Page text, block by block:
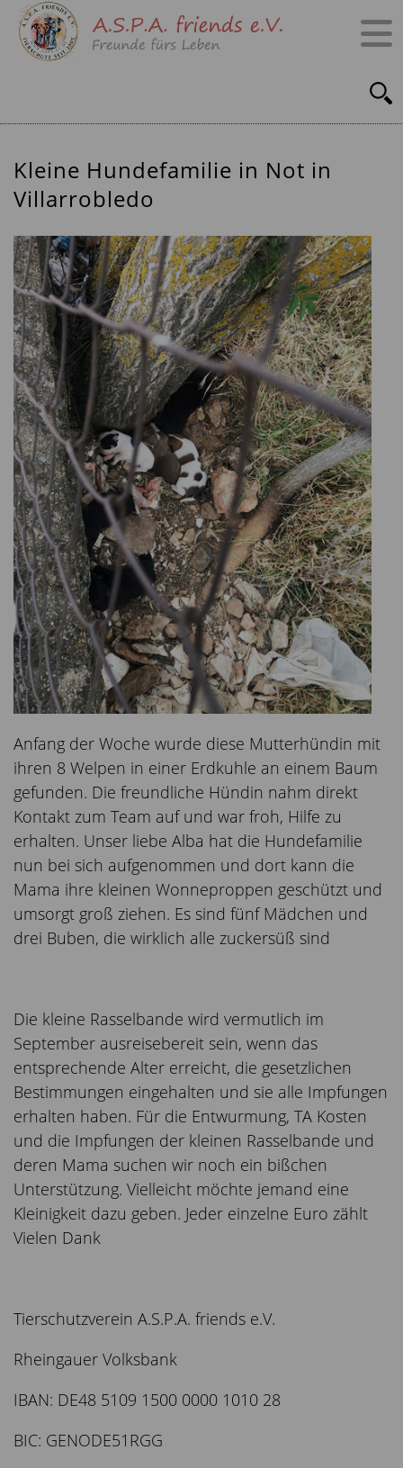
Kleine Hundefamilie in Not in
Villarrobledo
Anfang der Woche wurde diese Mutterhündin mit
ihren 8 Welpen in einer Erdkuhle an einem Baum
gefunden. Die freundliche Hündin nahm direkt
Kontakt zum Team auf und war froh, Hilfe zu
erhalten. Unser liebe Alba hat die Hundefamilie
nun bei sich aufgenommen und dort kann die
Mama ihre kleinen Wonneproppen geschützt und
umsorgt groß ziehen. Es sind fünf Mädchen und
drei Buben, die wirklich alle zuckersüß sind
Die kleine Rasselbande wird vermutlich im
September ausreisebereit sein, wenn das
entsprechende Alter erreicht, die gesetzlichen
Bestimmungen eingehalten und sie alle Impfungen
erhalten haben. Für die Entwurmung, TA Kosten
und die Impfungen der kleinen Rasselbande und
deren Mama suchen wir noch ein bißchen
Unterstützung. Vielleicht möchte jemand eine
Kleinigkeit dazu geben. Jeder einzelne Euro zählt
Vielen Dank
Tierschutzverein A.S.P.A. friends e.V.
Rheingauer Volksbank
IBAN: DE48 5109 1500 0000 1010 28
BIC: GENODE51RGG